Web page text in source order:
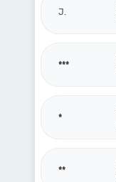
J.
***
*
**